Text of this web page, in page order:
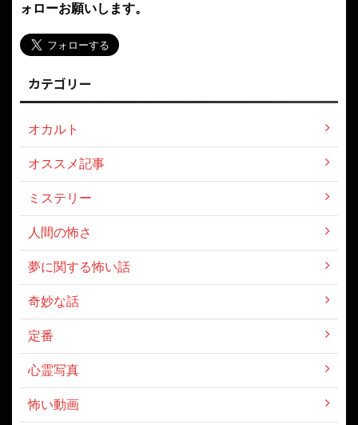
ォローお願いします。
カテゴリー
オカルト
オススメ記事
ミステリー
人間の怖さ
夢に関する怖い話
奇妙な話
定番
心霊写真
怖い動画